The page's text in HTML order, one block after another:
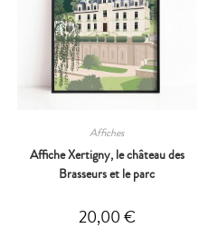
Affiches
Affiche Xertigny, le château des
Brasseurs et le parc
20,00€